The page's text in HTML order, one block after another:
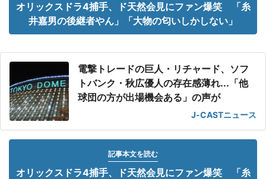
オリックスドラ4捕手、ド天然会見にファン爆笑 「糸
井嘉男の後継者やん」「大物の匂いしかしない」
電撃トレードの巨人・リチャード、ソフ
トバンク・秋広優人の存在感薄れ...「他
球団の方が出場機会ある」の声が
J-CASTニュース
記事本文を読む
オリックスドラ4捕手、ド天然会見にファン爆笑 「糸